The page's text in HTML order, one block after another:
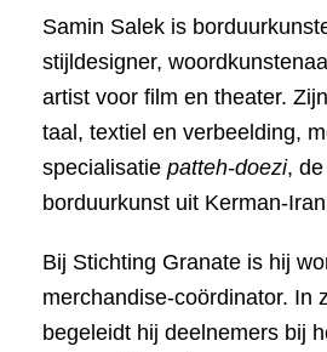
Samin Salek is
stijldesigner,
artist voor film en theater.
taal, textiel en verbeelding,
specialisatie patteh-doezi,
borduurkunst uit Kerman-
Bij Stichting Granate is hij
merchandise-coördinator. In
begeleidt hij deelnemers bij